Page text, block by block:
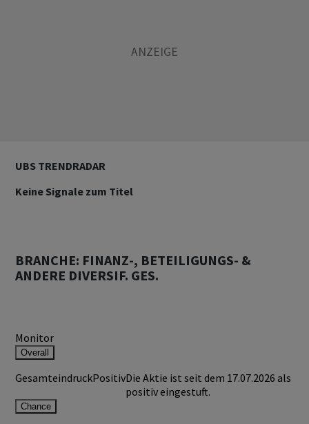
UBS TRENDRADAR
Keine Signale zum Titel
BRANCHE: FINANZ-, BETEILIGUNGS- &
ANDERE DIVERSIF. GES.
Monitor
Overall
GesamteindruckPositivDie Aktie ist seit dem 17.07.2026 als
positiv eingestuft.
Chance